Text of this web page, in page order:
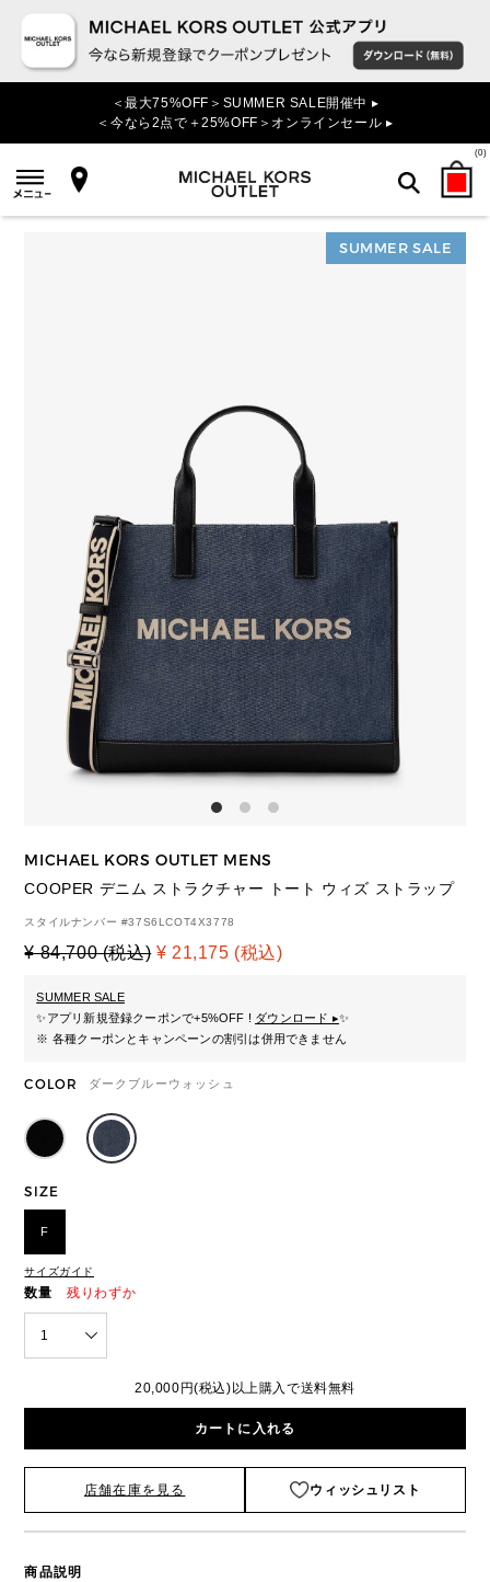
＜最大75%OFF＞SUMMER SALE開催中 ▸
＜今なら2点で＋25%OFF＞オンラインセール ▸
(0)
検索
SUMMER SALE
MICHAEL KORS OUTLET MENS
COOPER デニム ストラクチャー トート ウィズ ストラップ
スタイルナンバー #37S6LCOT4X3778
¥ 84,700 (税込) ¥ 21,175 (税込)
SUMMER SALE
✨アプリ新規登録クーポンで+5%OFF ! ダウンロード ▸✨
※ 各種クーポンとキャンペーンの割引は併用できません
COLOR ダークブルーウォッシュ
SIZE
F
サイズガイド
数量 残りわずか
1
20,000円(税込)以上購入で送料無料
カートに入れる
店舗在庫を見る ウィッシュリスト
商品説明